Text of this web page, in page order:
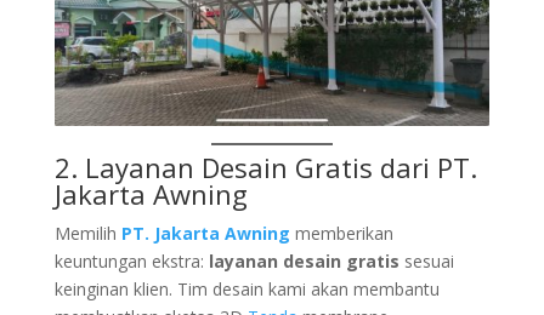
2. Layanan Desain Gratis dari PT.
Jakarta Awning
Memilih PT. Jakarta Awning memberikan
keuntungan ekstra: layanan desain gratis sesuai
keinginan klien. Tim desain kami akan membantu